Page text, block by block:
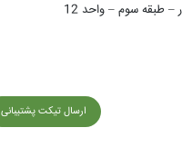
طبقه سوم – واحد 12
ارسال تیکت پشتیبانی